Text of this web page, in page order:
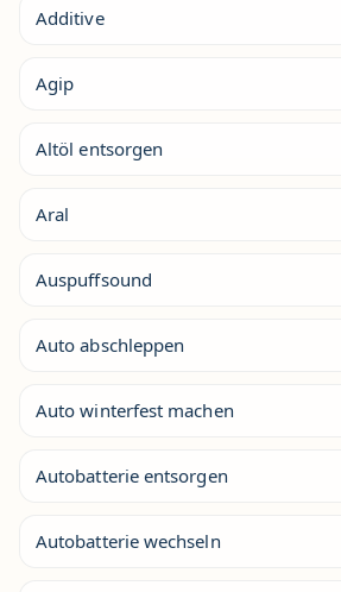
Additive
Agip
Altöl entsorgen
Aral
Auspuffsound
Auto abschleppen
Auto winterfest machen
Autobatterie entsorgen
Autobatterie wechseln